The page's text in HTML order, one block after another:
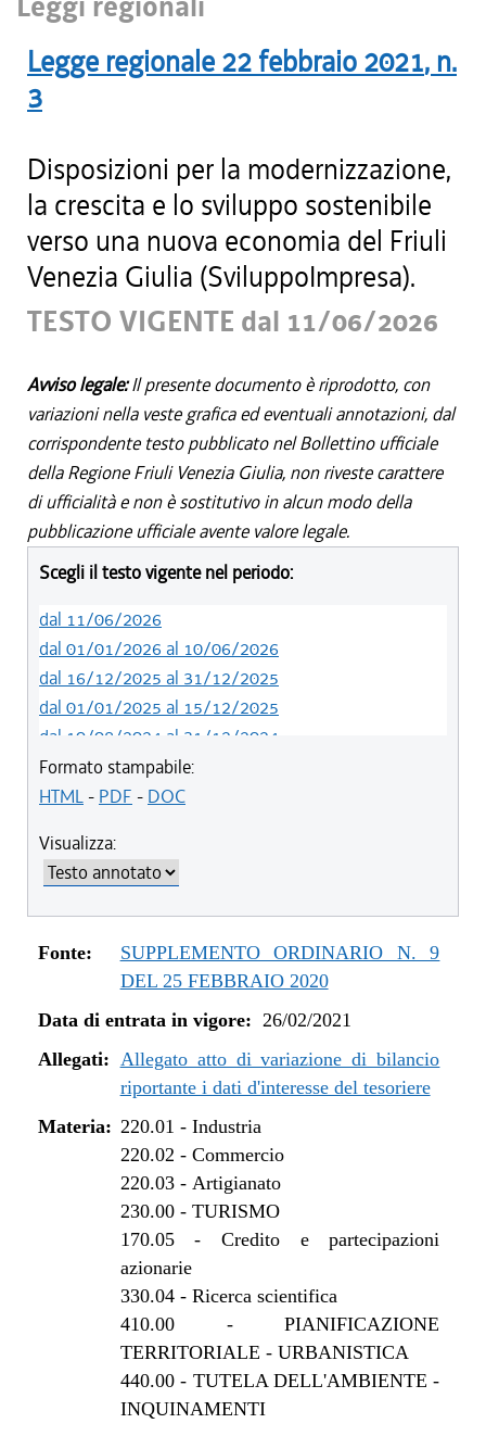
Legge regionale 22 febbraio 2021, n.
3
Disposizioni per la modernizzazione,
la crescita e lo sviluppo sostenibile
verso una nuova economia del Friuli
Venezia Giulia (SviluppoImpresa).
TESTO VIGENTE dal 11/06/2026
Avviso legale:Il presente documento è riprodotto, con
variazioni nella veste grafica ed eventuali annotazioni, dal
corrispondente testo pubblicato nel Bollettino ufficiale
della Regione Friuli Venezia Giulia, non riveste carattere
di ufficialità e non è sostitutivo in alcun modo della
pubblicazione ufficiale avente valore legale.
Scegli il testo vigente nel periodo:
dal 11/06/2026
dal 01/01/2026 al 10/06/2026
dal 16/12/2025 al 31/12/2025
dal 01/01/2025 al 15/12/2025
dal 10/08/2024 al 31/12/2024
dal 14/05/2024 al 09/08/2024
dal 01/01/2024 al 13/05/2024
dal 12/08/2023 al 30/10/2023
dal 07/03/2023 al 11/08/2023
dal 01/01/2023 al 06/03/2023
dal 10/11/2022 al 31/12/2022
dal 09/08/2022 al 09/11/2022
dal 16/12/2021 al 31/12/2021
dal 27/10/2021 al 15/12/2021
dal 12/08/2021 al 26/10/2021
dal 27/04/2021 al 11/08/2021
dal 26/02/2021 al 26/04/2021
Formato stampabile:
HTML- PDF - DOC
Visualizza:
Fonte:
SUPPLEMENTO ORDINARIO N. 9
DEL 25 FEBBRAIO 2020
Data di entrata in vigore: 26/02/2021
Allegati: Allegato atto di variazione di bilancio
riportante i dati d'interesse del tesoriere
Materia: 220.01 - Industria
220.02 - Commercio
220.03- Artigianato
230.00- TURISMO
170.05-Credito e partecipazioni
azionarie
330.04- Ricerca scientifica
410.00-PIANIFICAZIONE
TERRITORIALE - URBANISTICA
440.00- TUTELA DELL'AMBIENTE -
INQUINAMENTI